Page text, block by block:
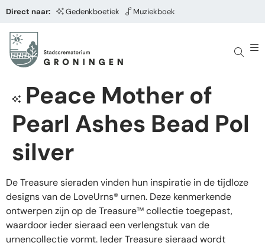
Direct naar: Gedenkboetiek Muziekboek
Peace Mother of
Pearl Ashes Bead Pol
silver
De Treasure sieraden vinden hun inspiratie in de tijdloze
designs van de LoveUrns® urnen. Deze kenmerkende
ontwerpen zijn op de Treasure™ collectie toegepast,
waardoor ieder sieraad een verlengstuk van de
urnencollectie vormt. Ieder Treasure sieraad wordt